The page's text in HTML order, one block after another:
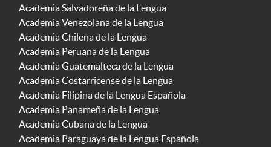
Academia Salvadoreña de la Lengua
Academia Venezolana de la Lengua
Academia Chilena de la Lengua
Academia Peruana de la Lengua
Academia Guatemalteca de la Lengua
Academia Costarricense de la Lengua
Academia Filipina de la Lengua Española
Academia Panameña de la Lengua
Academia Cubana de la Lengua
Academia Paraguaya de la Lengua Española